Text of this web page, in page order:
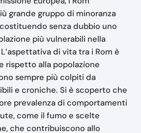
grande gruppo di minoranza
senza dubbio uno
più vulnerabili nella
di vita tra i Rom è
rispetto alla popolazione
sempre più colpiti da
e croniche. Si è scoperto che
prevalenza di comportamenti
come il fumo e scelte
che contribuiscono allo